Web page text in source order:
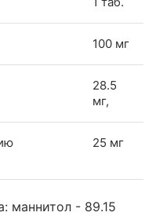
100 мг
28.5
мг,
25 мг
маннитол - 89.15